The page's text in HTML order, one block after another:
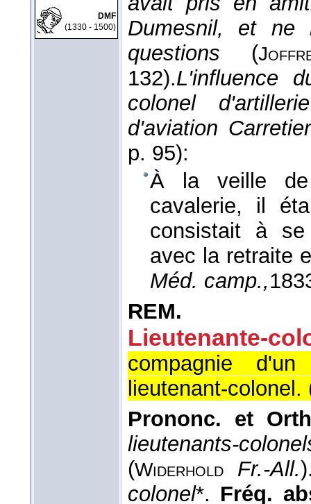
DMF
(1330 - 1500)
Dumesnil, et ne
questions (
132).L'influence
colonel
d'aviation
p. 95):
À la veille
cavalerie, il
consistait à se
avec la retraite
Méd. camp.,
REM.
Lieutenante-
compagnie
lieutenant-colonel.
Prononc. et
lieutenants-
(Widerhold Fr.-All.
colonel*. Fréq.